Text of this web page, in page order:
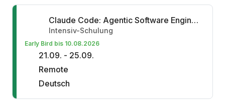
Claude Code: Agentic Software Engineering
Intensiv-Schulung
Early Bird bis 10.08.2026
21.09. - 25.09.
Remote
Deutsch